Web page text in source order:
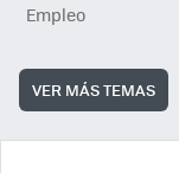
Empleo
VER MÁS TEMAS